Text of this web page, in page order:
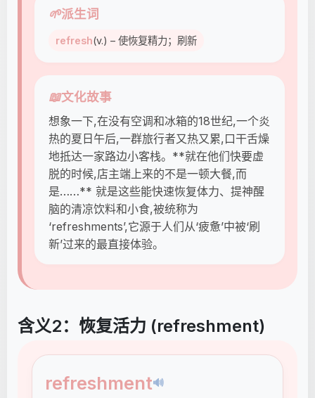
🌱派生词
refresh(v.) – 使恢复精力；刷新
📖文化故事
想象一下,在没有空调和冰箱的18世纪,一个炎
热的夏日午后,一群旅行者又热又累,口干舌燥
地抵达一家路边小客栈。**就在他们快要虚
脱的时候,店主端上来的不是一顿大餐,而
是……** 就是这些能快速恢复体力、提神醒
脑的清凉饮料和小食,被统称为
‘refreshments’,它源于人们从‘疲惫’中被‘刷
新’过来的最直接体验。
含义2：恢复活力 (refreshment)
refreshment🔊